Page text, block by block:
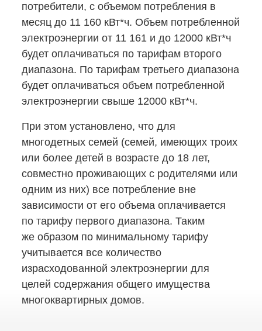
потребители, с объемом потребления в
месяц до 11 160 кВт*ч. Объем потребленной
электроэнергии от 11 161 и до 12000 кВт*ч
будет оплачиваться по тарифам второго
диапазона. По тарифам третьего диапазона
будет оплачиваться объем потребленной
электроэнергии свыше 12000 кВт*ч.
При этом установлено, что для
многодетных семей (семей, имеющих троих
или более детей в возрасте до 18 лет,
совместно проживающих с родителями или
одним из них) все потребление вне
зависимости от его объема оплачивается
по тарифу первого диапазона. Таким
же образом по минимальному тарифу
учитывается все количество
израсходованной электроэнергии для
целей содержания общего имущества
многоквартирных домов.